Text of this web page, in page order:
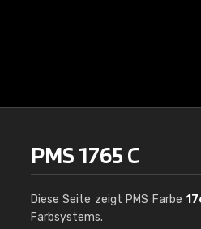
PMS 1765 C
Diese Seite zeigt PMS Farbe
Farbsystems.